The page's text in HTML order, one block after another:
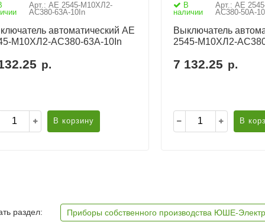
Арт.: АЕ 2545-М10ХЛ2-
AC380-63А-10In
автоматический АЕ
М10ХЛ2-AC380-63А-10In
р.
В корзину
В
наличии
Арт.: АЕ
AC380-50А-
Выключатель
2545-М10ХЛ2-
7 132.25 р.
В
раздел: Приборы собственного производства ЮШЕ-